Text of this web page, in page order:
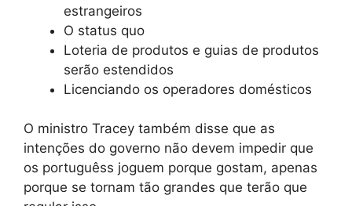
estrangeiros
O status quo
Loteria de produtos e guias de produtos
serão estendidos
Licenciando os operadores domésticos
O ministro Tracey também disse que as
intenções do governo não devem impedir que
os portuguêss joguem porque gostam, apenas
porque se tornam tão grandes que terão que